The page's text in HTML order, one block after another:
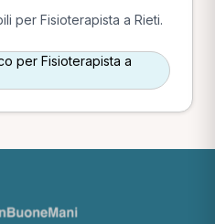
per Fisioterapista a Rieti.
per Fisioterapista a